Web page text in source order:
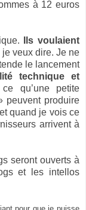
à 12 euros
Ils voulaient
veux dire. Je ne
le lancement
technique et
qu’une petite
peuvent produire
quand je vois ce
arrivent à
seront ouverts à
et les intellos